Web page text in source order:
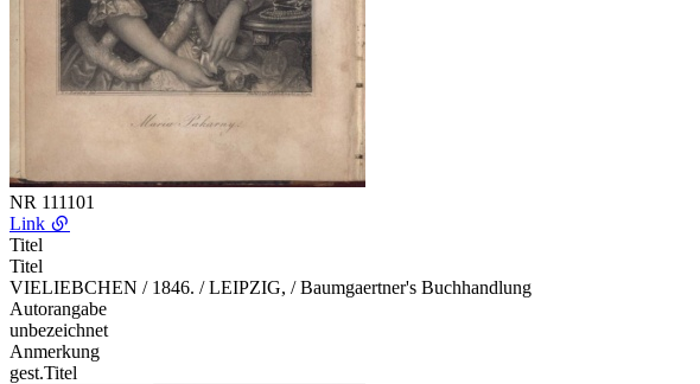
NR 111101
Link
Titel
Titel
VIELIEBCHEN / 1846. / LEIPZIG, / Baumgaertner's Buchhandlung
Autorangabe
unbezeichnet
Anmerkung
gest.Titel